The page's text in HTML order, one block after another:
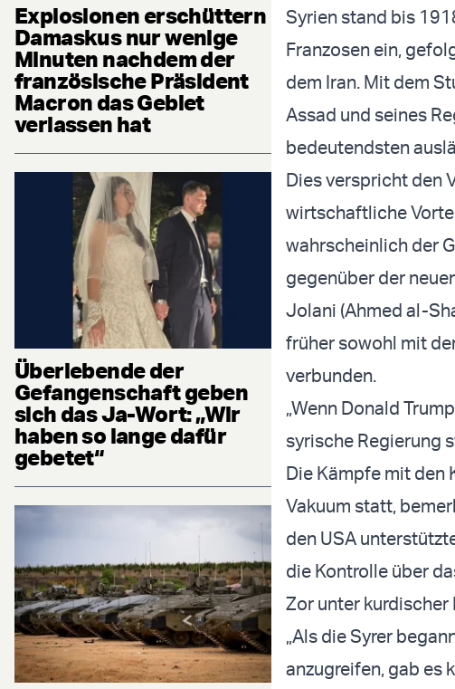
Explosionen erschüttern
Damaskus nur wenige
Minuten nachdem der
französische Präsident
Macron das Gebiet
verlassen hat
Überlebende der
Gefangenschaft geben
sich das Ja-Wort: „Wir
haben so lange dafür
gebetet“
Syrien stand bis
Franzosen ein,
dem Iran. Mit dem
Assad und seines
bedeutendsten
Dies verspricht den
wirtschaftliche
wahrscheinlich der
gegenüber der
Jolani (Ahmed al-
früher sowohl mit
verbunden.
„Wenn Donald
syrische Regierung
Die Kämpfe mit den
Vakuum statt,
den USA
die Kontrolle über
Zor unter
„Als die Syrer
anzugreifen, gab es